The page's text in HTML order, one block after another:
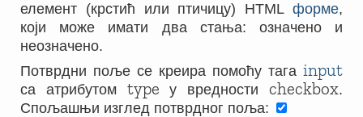
елемент (крстић или птичицу) HTML форме,
који може имати два стања: означено и
неозначено.
Потврдни поље се креира помоћу тага input
са атрибутом type у вредности checkbox.
Спољашњи изглед потврдног поља: